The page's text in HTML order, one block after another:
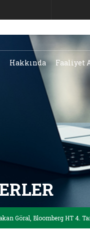
Hakkında Faaliyet
Göral, Bloomberg HT 4.